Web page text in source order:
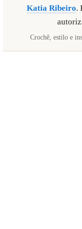
Katia Ribeiro.
Crochê, estilo e